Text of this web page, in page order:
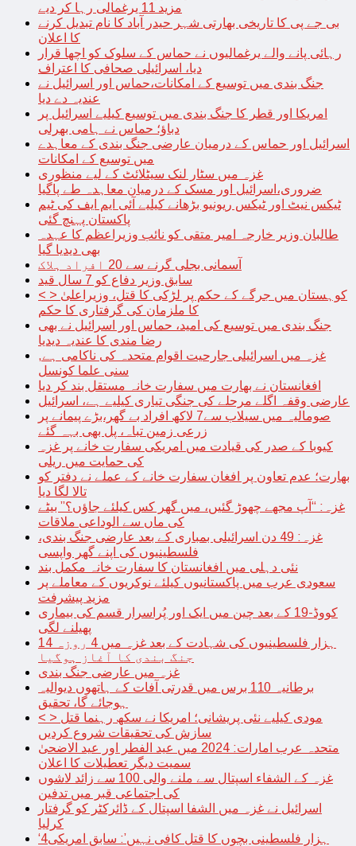
مزید 11 یرغمالی رہا کر دیے
بی جے پی کا تاریخی بھارتی شہر حیدر آباد کا نام تبدیل کرنے
کا اعلان
رہائی پانے والے یرغمالیوں نے حماس کے سلوک کو اچھا قرار
دیا، اسرائیلی صحافی کا اعتراف
جنگ بندی میں توسیع کے امکانات،حماس اور اسرائیل نے
عندیہ دے دیا
امریکا اور قطر کا جنگ بندی میں توسیع کیلیے اسرائیل پر
دباؤ؛ حماس نے ہامی بھرلی
اسرائیل اور حماس کے درمیان عارضی جنگ بندی کے معاہدے
میں توسیع کے امکانات
غزہ میں سٹار لنک سیٹلائٹ کے لیے منظوری
ضروری،اسرائیل اور مسک کے درمیان معاہدہ طے پاگیا
ٹیکس نیٹ اور ٹیکس ریونیو بڑھانے کیلیے آئی ایم ایف کی ٹیم
پاکستان پہنچ گئی
طالبان وزیر خارجہ امیر متقی کو نائب وزیراعظم کا عہدہ
بھی دیدیا گیا
آسمانی بجلی گرنے سے 20 افراد ہلاک
سابق وزیر دفاع کو 7 سال قید
< > کوہستان میں جرگے کے حکم پر لڑکی کا قتل، وزیراعلیٰ
کا ملزمان کی گرفتاری کا حکم
جنگ بندی میں توسیع کی امید، حماس اور اسرائیل نے بھی
رضا مندی کا عندیہ دیدیا
غزہ میں اسرائیلی جارحیت اقوام متحدہ کی ناکامی ہے,
سنی علما کونسل
افغانستان نے بھارت میں سفارت خانہ مستقل بند کر دیا
عارضی وقفہ اگلے مرحلے کی جنگی تیاری کیلیے ہے، اسرائیل
صومالیہ میں سیلاب سے7 لاکھ افراد بے گھر،بڑے پیمانے پر
زرعی زمین تباہ، پل بھی بہہ گئے
کیوبا کے صدر کی قیادت میں امریکی سفارت خانے پر غزہ
کی حمایت میں ریلی
بھارت؛ عدم تعاون پر افغان سفارت خانے کے عملے نے دفتر کو
تالا لگا دیا
غزہ: “آپ مجھے چھوڑ گئیں، میں گھر کس کیلئے جاؤں؟” بیٹے
کی ماں سے الوداعی ملاقات
غزہ: 49 دن اسرائیلی بمباری کے بعد عارضی جنگ بندی،
فلسطینیوں کی اپنے گھر واپسی
نئی دہلی میں افغانستان کا سفارت خانہ مکمل بند
سعودی عرب میں پاکستانیوں کیلئے نوکریوں کے معاملے پر
مزید پیشرفت
کووڈ-19 کے بعد چین میں ایک اور پُراسرار قسم کی بیماری
پھیلنے لگی
14 ہزار فلسطینیوں کی شہادت کے بعد غزہ میں 4 روزہ
جنگ بندی کا آغاز ہوگیا
غزہ میں عارضی جنگ بندی
برطانیہ 110 برس میں قدرتی آفات کے ہاتھوں دیوالیہ
ہوجائے گا، تحقیق
< > مودی کیلیے نئی پریشانی؛ امریکا نے سکھ رہنما قتل
سازش کی تحقیقات شروع کردیں
متحدہ عرب امارات: 2024 میں عید الفطر اور عید الاضحیٰ
سمیت دیگر تعطیلات کا اعلان
غزہ کے الشفاء اسپتال سے ملنے والی 100 سے زائد لاشوں
کی اجتماعی قبر میں تدفین
اسرائیل نے غزہ میں الشفا اسپتال کے ڈائرکٹر کو گرفتار
کرلیا
‘4ہزار فلسطینی بچوں کا قتل کافی نہیں’: سابق امریکی